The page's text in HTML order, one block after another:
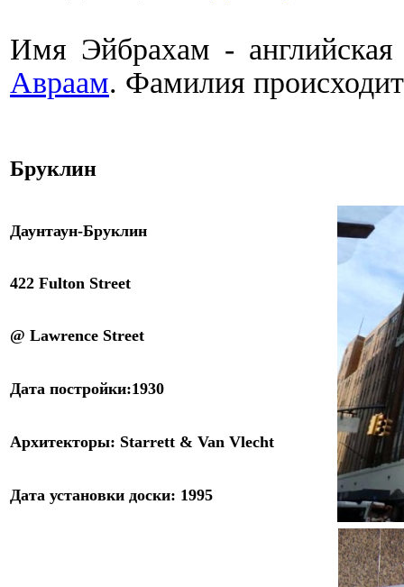
Имя Эйбрахам -
Авраам. Фамилия
Бруклин
Даунтаун-Бруклин
422 Fulton Street
@ Lawrence Street
Дата постройки:1930
Архитекторы: Starrett & Van Vlecht
Дата установки доски: 1995